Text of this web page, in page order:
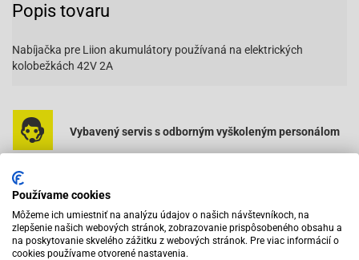
Popis tovaru
Nabíjačka pre Liion akumulátory používaná na elektrických
kolobežkách 42V 2A
Vybavený servis s odborným vyškoleným personálom
Na trhu od roku 2007
Používame cookies
Môžeme ich umiestniť na analýzu údajov o našich návštevníkoch, na
zlepšenie našich webových stránok, zobrazovanie prispôsobeného obsahu a
na poskytovanie skvelého zážitku z webových stránok. Pre viac informácií o
cookies používame otvorené nastavenia.